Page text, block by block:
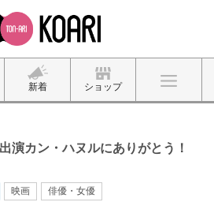
新着 ショップ
演カン・ハヌルにありがとう！
映画 俳優・女優